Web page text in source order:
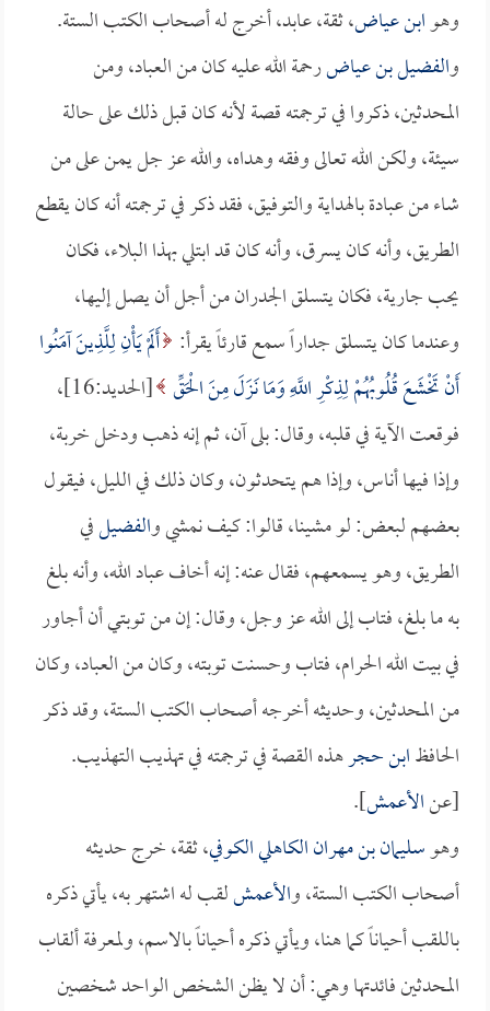
وهوابن عياض، ثقة، عابد، أخرج له أصحاب الكتب الستة.
والفضيل بن عياضرحمة الله عليه كان من العباد، ومن
المحدثين، ذكروا في ترجمته قصة لأنه كان قبل ذلك على حالة
سيئة، ولكن الله تعالى وفقه وهداه، والله عز جل يمن على من
شاء من عبادة بالهداية والتوفيق، فقد ذكر في ترجمته أنه كان يقطع
الطريق، وأنه كان يسرق، وأنه كان قد ابتلي بهذا البلاء، فكان
يحب جارية، فكان يتسلق الجدران من أجل أن يصل إليها،
وعندما كان يتسلق جداراً سمع قارئاً يقرأ: أَلَمْ يَأْنِ لِلَّذِينَ آمَنُوا
أَنْ تَخْشَعَ قُلُوبُهُمْ لِذِكْرِ اللَّهِ وَمَا نَزَلَ مِنَ الْحَقِّ
[الحديد:16]،
فوقعت الآية في قلبه، وقال: بلى آن، ثم إنه ذهب ودخل خربة،
وإذا فيها أناس، وإذا هم يتحدثون، وكان ذلك في الليل، فيقول
بعضهم لبعض: لو مشينا، قالوا: كيف نمشي والفضيلفي
الطريق، وهو يسمعهم، فقال عنه: إنه أخاف عباد الله، وأنه بلغ
به ما بلغ، فتاب إلى الله عز وجل، وقال: إن من توبتي أن أجاور
في بيت الله الحرام، فتاب وحسنت توبته، وكان من العباد، وكان
من المحدثين، وحديثه أخرجه أصحاب الكتب الستة، وقد ذكر
الحافظابن حجرهذه القصة في ترجمته في تهذيب التهذيب.
[عنالأعمش].
وهوسليمان بن مهران الكاهلي الكوفي، ثقة، خرج حديثه
أصحاب الكتب الستة، والأعمشلقب له اشتهر به، يأتي ذكره
باللقب أحياناً كما هنا، ويأتي ذكره أحياناً بالاسم، ولمعرفة ألقاب
المحدثين فائدتها وهي: أن لا يظن الشخص الواحد شخصين